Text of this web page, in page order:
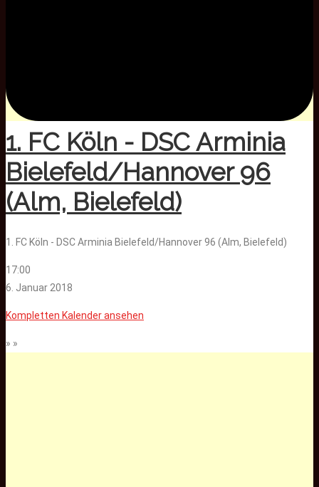
1. FC Köln - DSC Arminia
Bielefeld/Hannover 96
(Alm, Bielefeld)
1. FC Köln - DSC Arminia Bielefeld/Hannover 96 (Alm, Bielefeld)
17:00
6. Januar 2018
Kompletten Kalender ansehen
» »